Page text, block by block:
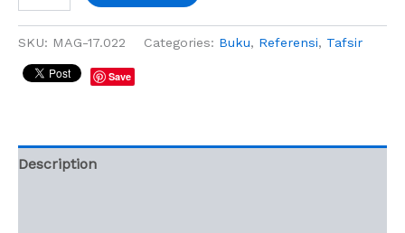
SKU: MAG-17.022 Categories: Buku, Referensi, Tafsir
Save
Description